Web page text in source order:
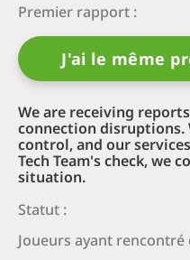
Premier rapport :
J'ai le même
We are receiving
connection
control, and our
Tech Team's check, we
situation.
Statut :
Joueurs ayant rencontré